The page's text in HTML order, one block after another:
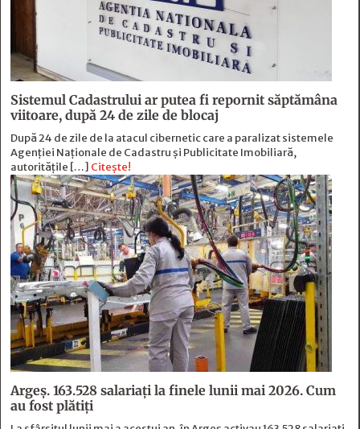
Sistemul Cadastrului ar putea fi repornit săptămâna
viitoare, după 24 de zile de blocaj
După 24 de zile de la atacul cibernetic care a paralizat sistemele
Agenției Naționale de Cadastru și Publicitate Imobiliară,
autoritățile […] Citește!
Argeș. 163.528 salariați la finele lunii mai 2026. Cum
au fost plătiți